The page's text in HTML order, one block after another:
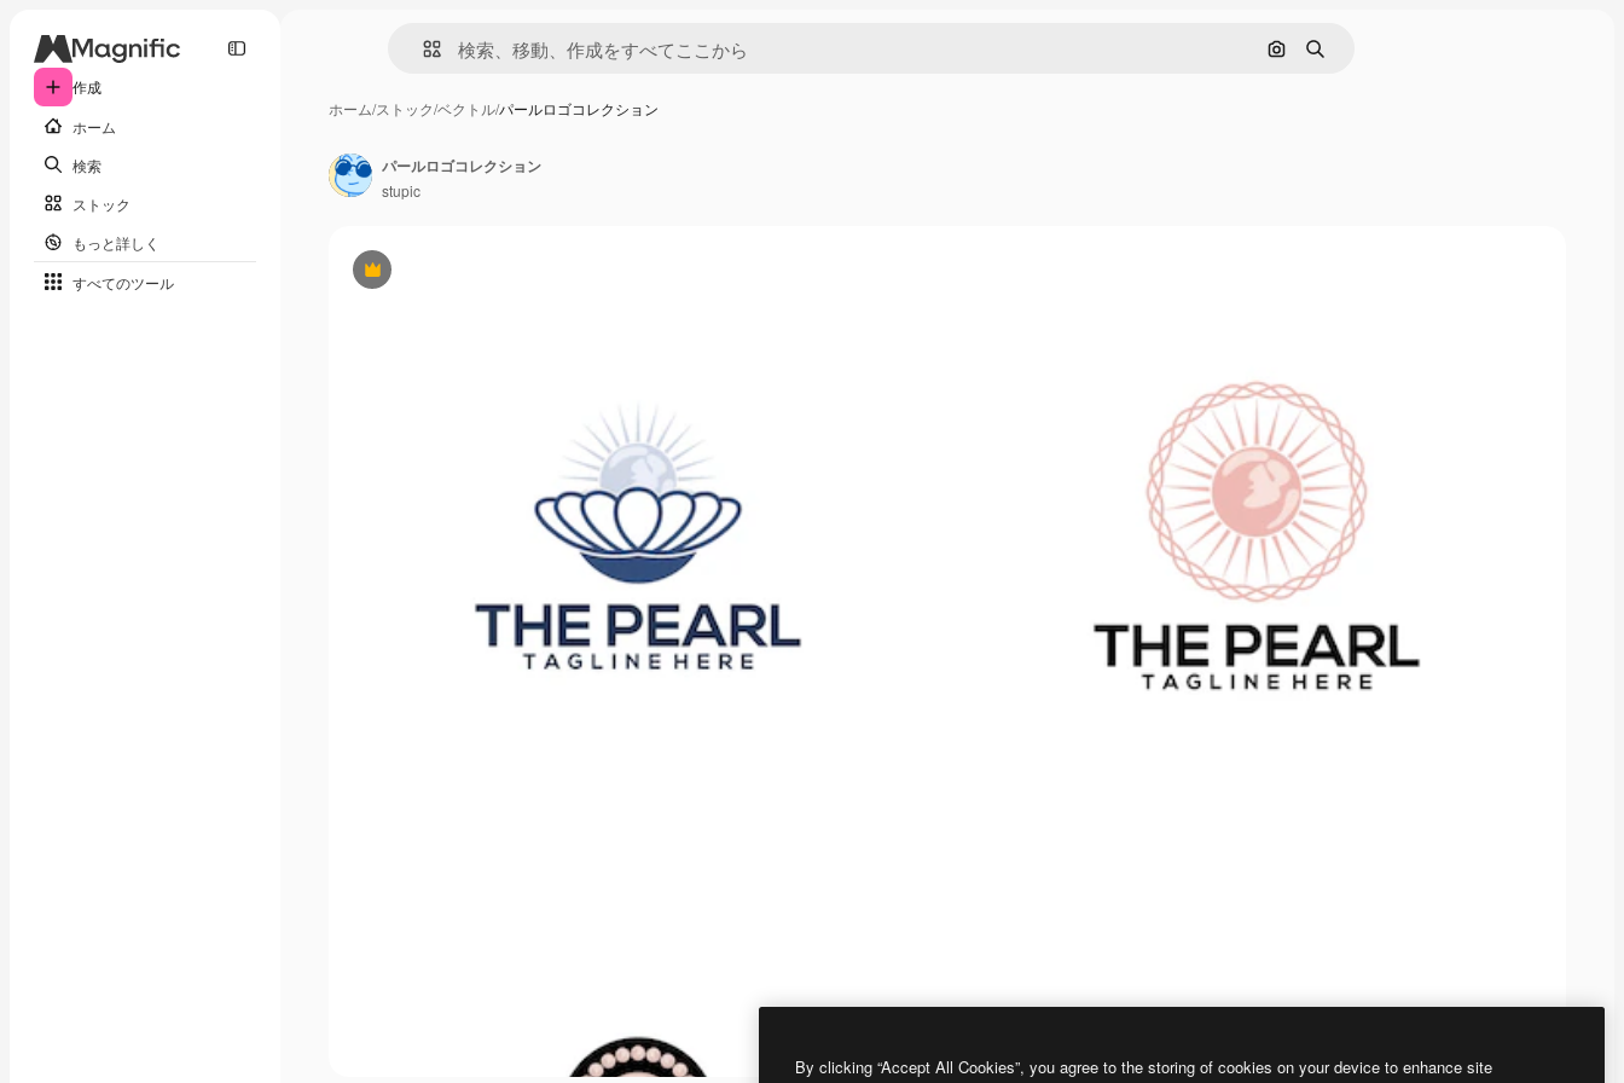
作成
ホーム
検索
ストック
もっと詳しく
すべてのツール
画像で検索
検索
ホーム/ストック/ベクトル/パールロゴコレクション
Premium
パールロゴコレクション
stupic
By clicking “Accept All Cookies”, you agree to the storing of cookies on your device to enhance site